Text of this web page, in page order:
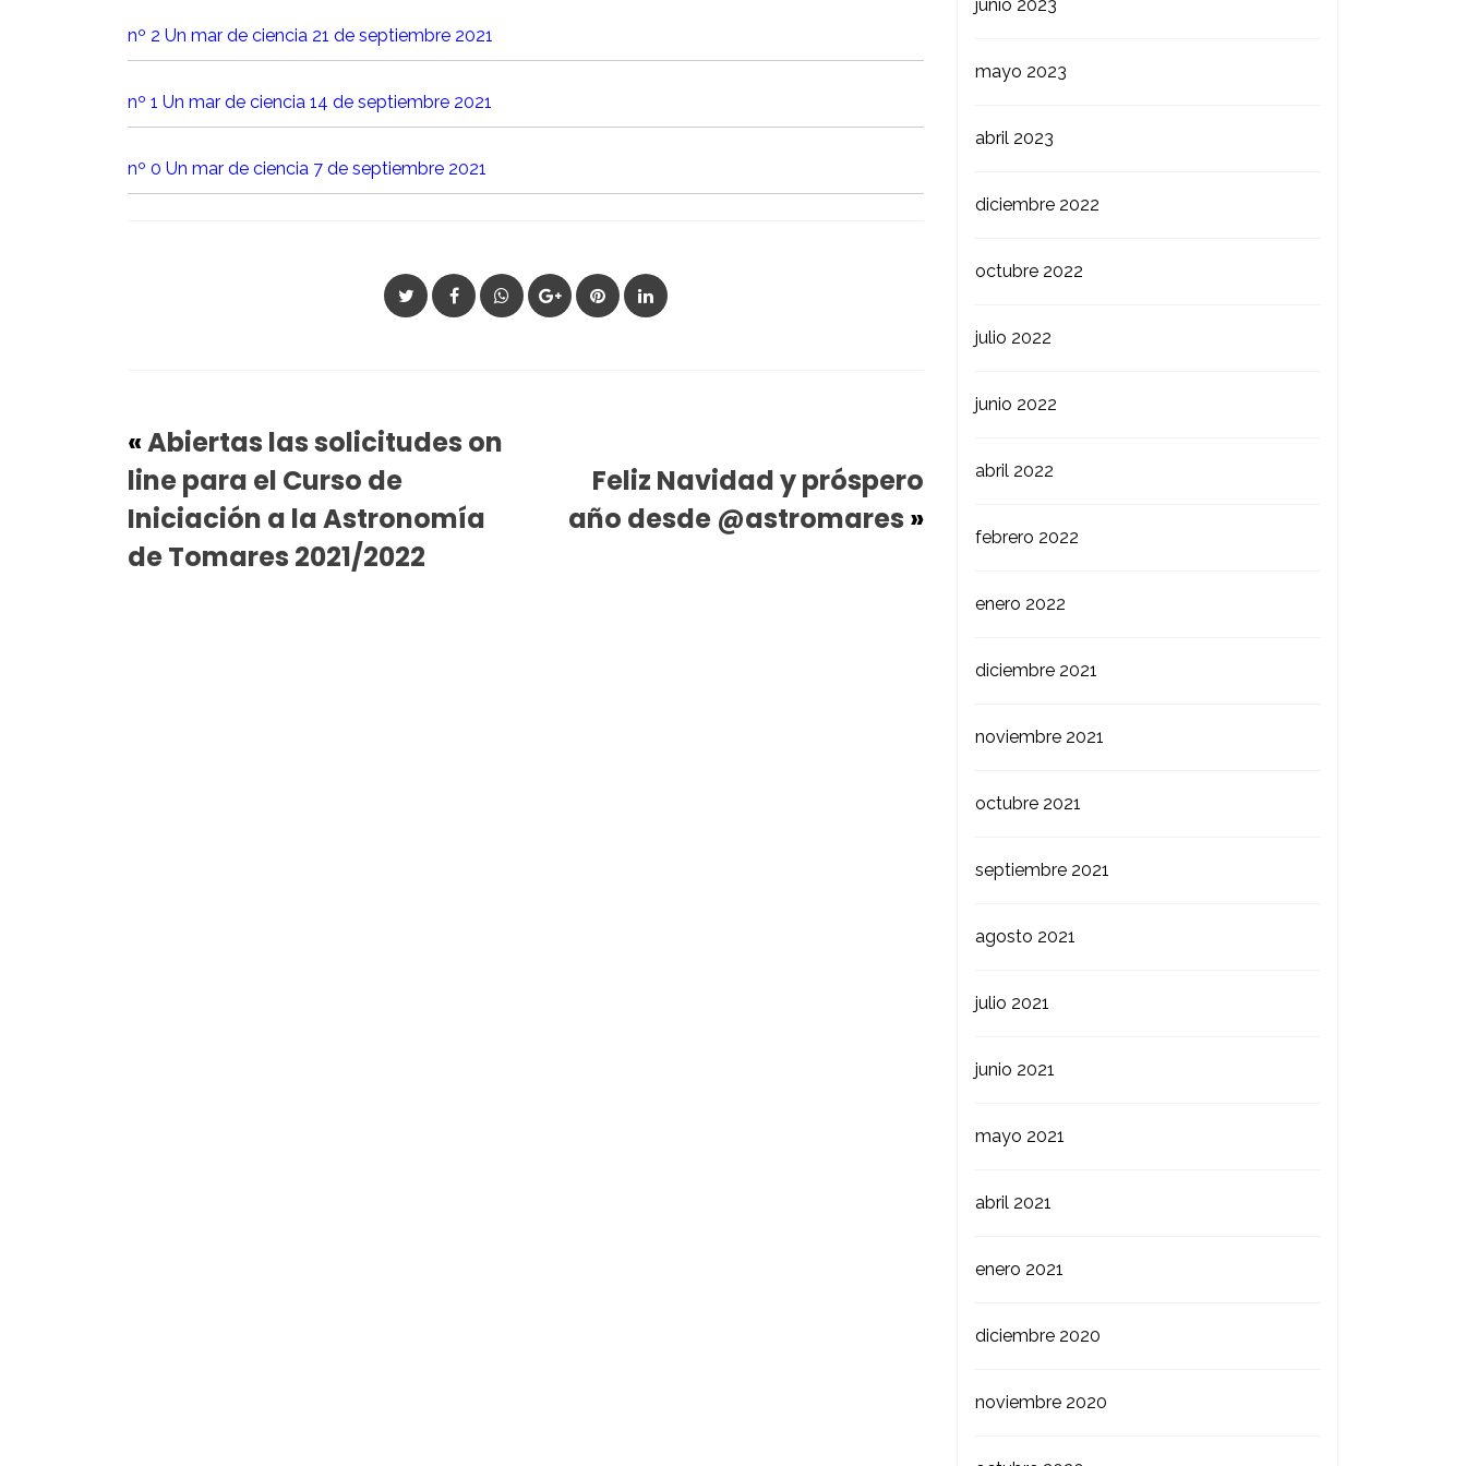
nº 2 Un mar de ciencia 21 de septiembre 2021
nº 1 Un mar de ciencia 14 de septiembre 2021
nº 0 Un mar de ciencia 7 de septiembre 2021
«Abiertas las solicitudes on
line para el Curso de
Iniciación a la Astronomía
de Tomares 2021/2022
Feliz Navidad y próspero
año desde @astromares »
junio 2023
mayo 2023
abril 2023
diciembre 2022
octubre 2022
julio 2022
junio 2022
abril 2022
febrero 2022
enero 2022
diciembre 2021
noviembre 2021
octubre 2021
septiembre 2021
agosto 2021
julio 2021
junio 2021
mayo 2021
abril 2021
enero 2021
diciembre 2020
noviembre 2020